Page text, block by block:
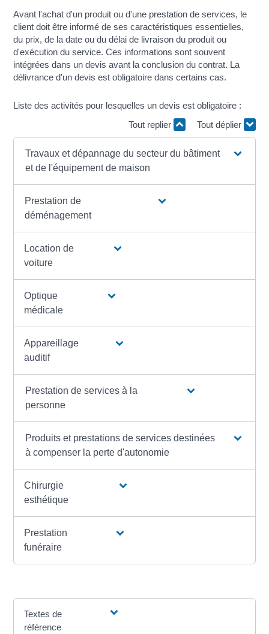
Avant l'achat d'un produit ou d'une prestation de services, le
client doit être informé de ses caractéristiques essentielles,
du prix, de la date ou du délai de livraison du produit ou
d'exécution du service. Ces informations sont souvent
intégrées dans un devis avant la conclusion du contrat. La
délivrance d'un devis est obligatoire dans certains cas.
Liste des activités pour lesquelles un devis est obligatoire :
Tout replier
Tout déplier
Travaux et dépannage du secteur du bâtiment
et de l'équipement de maison
Prestation de
déménagement
Location de
voiture
Optique
médicale
Appareillage
auditif
Prestation de services à la
personne
Produits et prestations de services destinées
à compenser la perte d'autonomie
Chirurgie
esthétique
Prestation
funéraire
Textes de
référence